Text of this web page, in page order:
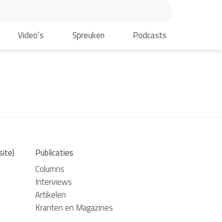
Video’s Spreuken Podcasts
Publicaties
Columns
Interviews
Artikelen
Kranten en Magazines